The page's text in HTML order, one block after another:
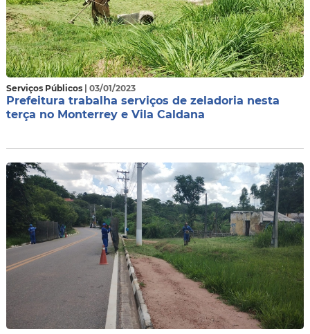
Serviços Públicos | 03/01/2023
Prefeitura trabalha serviços de zeladoria nesta
terça no Monterrey e Vila Caldana